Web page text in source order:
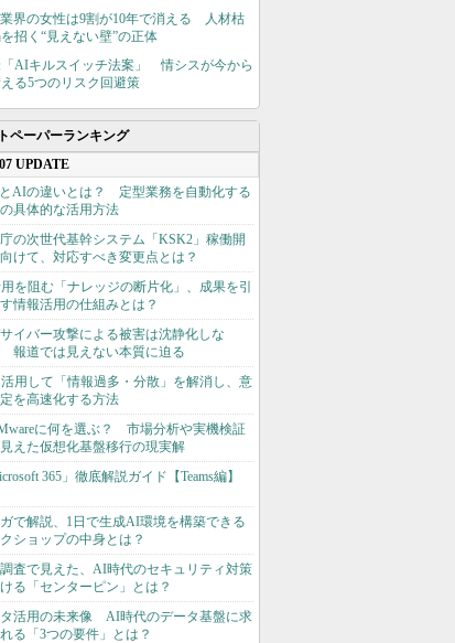
界の女性は9割が10年で消える 人材枯
招く“見えない壁”の正体
AIキルスイッチ法案」 情シスが今から
る5つのリスク回避策
ペーパーランキング
UPDATE
AIの違いとは？ 定型業務を自動化する
具体的な活用方法
の次世代基幹システム「KSK2」稼働開
けて、対応すべき変更点とは？
を阻む「ナレッジの断片化」、成果を引
情報活用の仕組みとは？
イバー攻撃による被害は沈静化しな
報道では見えない本質に迫る
用して「情報過多・分散」を解消し、意
を高速化する方法
に何を選ぶ？ 市場分析や実機検証
えた仮想化基盤移行の現実解
365」徹底解説ガイド【Teams編】
で解説、1日で生成AI環境を構築できる
ショップの中身とは？
査で見えた、AI時代のセキュリティ対策
る「センターピン」とは？
活用の未来像 AI時代のデータ基盤に求
る「3つの要件」とは？